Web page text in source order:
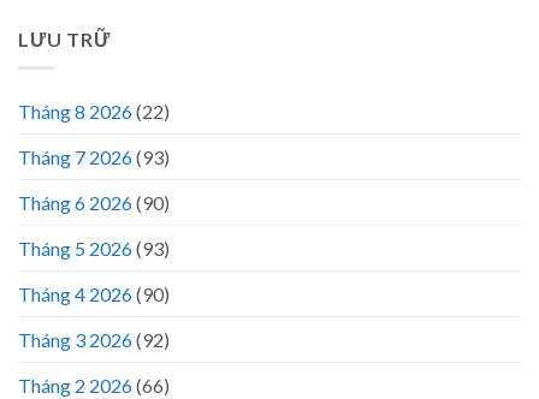
LƯU TRỮ
Tháng 8 2026(22)
Tháng 7 2026(93)
Tháng 6 2026(90)
Tháng 5 2026(93)
Tháng 4 2026(90)
Tháng 3 2026(92)
Tháng 2 2026(66)